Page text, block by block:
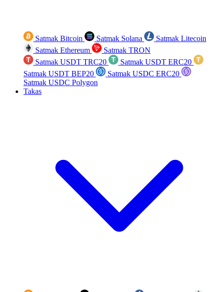
Satmak Bitcoin Satmak Solana
Satmak Litecoin
Satmak Ethereum
Satmak TRON
Satmak USDT TRC20
Satmak USDT ERC20
Satmak USDT BEP20
Satmak USDC ERC20
Satmak USDC Polygon
Takas